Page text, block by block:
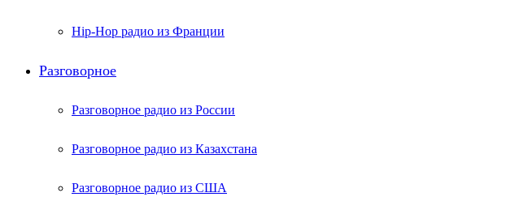
Hip-Hop радио из Франции
Разговорное
Разговорное радио из России
Разговорное радио из Казахстана
Разговорное радио из США